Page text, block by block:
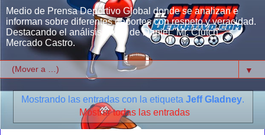
Medio de Prensa Deportivo Global donde se analizan e
informan sobre diferentes deportes con respeto y veracidad.
Destacando el análisis único de Daniel "Mr. Clutch"
Mercado Castro.
▼
Mostrando las entradas con la etiqueta Jeff Gladney.
Mostrar todas las entradas